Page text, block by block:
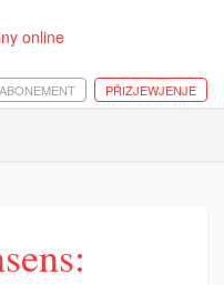
PŘIZJEWJENJE
ABONEMENT